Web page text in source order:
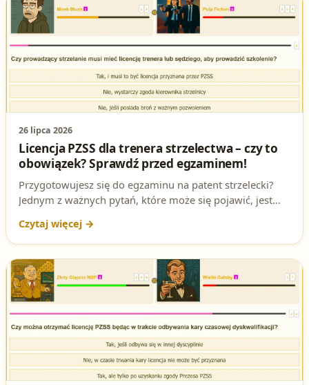
26 lipca 2026
Licencja PZSS dla trenera strzelectwa – czy to
obowiązek? Sprawdź przed egzaminem!
Przygotowujesz się do egzaminu na patent strzelecki?
Jednym z ważnych pytań, które może się pojawić, jest
mieć licencję trenera lub sędziego PZSS? Rozwiązujemy
to zagadnienie i podpowiadamy, jak przygotować się do
testów!